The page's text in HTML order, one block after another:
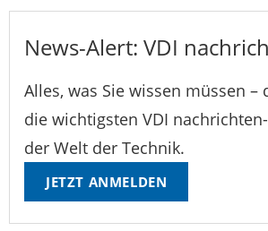
News-Alert: VDI
Alles, was Sie wissen müssen –
die wichtigsten VDI
der Welt der Technik.
JETZT ANMELDEN